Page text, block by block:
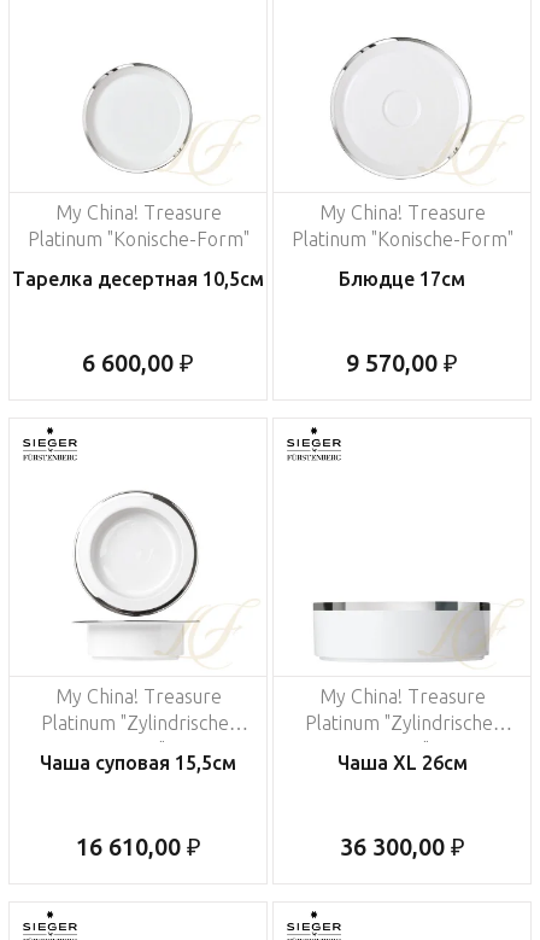
My China! Treasure
Platinum "Konische-Form"
Тарелка десертная 10,5см
6 600,00 ₽
My China! Treasure
Platinum "Konische-Form"
Блюдце 17см
9 570,00 ₽
My China! Treasure
Platinum "Zylindrische-
Чаша суповая 15,5см
16 610,00 ₽
My China! Treasure
Platinum "Zylindrische-
Чаша XL 26см
36 300,00 ₽